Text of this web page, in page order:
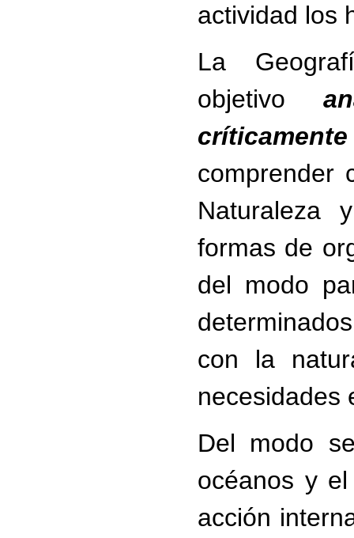
actividad los
La
objetivo
comprender
Naturaleza
formas de
del modo
con la
necesidades
Del modo
océanos y
acción